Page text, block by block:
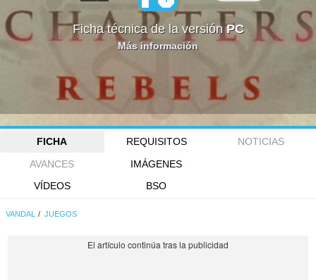
Ficha técnica de la versiónPC
Más información
FICHA REQUISITOS
NOTICIAS
AVANCES
IMÁGENES
VÍDEOS
BSO
VANDAL JUEGOS